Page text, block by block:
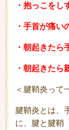
・抱っこをし
・手首が痛い
・朝起きたら
・朝起きた
＜腱鞘炎って
腱鞘炎とは、
に、腱と腱鞘